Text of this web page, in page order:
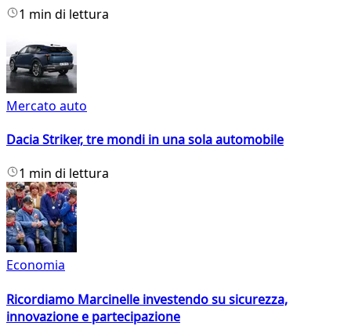
1 min di lettura
Mercato auto
Dacia Striker, tre mondi in una sola automobile
1 min di lettura
Economia
Ricordiamo Marcinelle investendo su sicurezza,
innovazione e partecipazione